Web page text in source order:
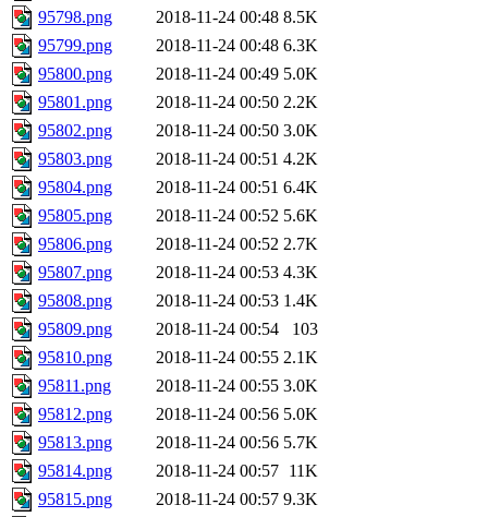
95798.png
2018-11-24 00:48 8.5K
95799.png
2018-11-24 00:48 6.3K
95800.png
2018-11-24 00:49 5.0K
95801.png
2018-11-24 00:50 2.2K
95802.png
2018-11-24 00:50 3.0K
95803.png
2018-11-24 00:51 4.2K
95804.png
2018-11-24 00:51 6.4K
95805.png
2018-11-24 00:52 5.6K
95806.png
2018-11-24 00:52 2.7K
95807.png
2018-11-24 00:53 4.3K
95808.png
2018-11-24 00:53 1.4K
95809.png
2018-11-24 00:54
103
95810.png
2018-11-24 00:55 2.1K
95811.png
2018-11-24 00:55 3.0K
95812.png
2018-11-24 00:56 5.0K
95813.png
2018-11-24 00:56 5.7K
95814.png
2018-11-24 00:57 11K
95815.png
2018-11-24 00:57 9.3K